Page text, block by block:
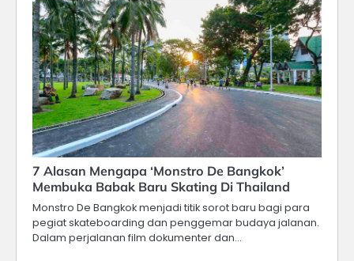
7 Alasan Mengapa ‘Monstro De Bangkok’
Membuka Babak Baru Skating Di Thailand
Monstro De Bangkok menjadi titik sorot baru bagi para
pegiat skateboarding dan penggemar budaya jalanan.
Dalam perjalanan film dokumenter dan…